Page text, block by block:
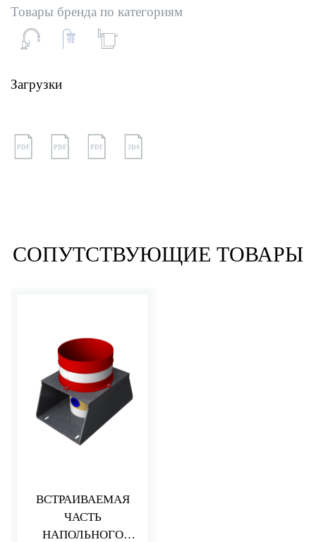
Товары бренда по категориям
Загрузки
PDF PDF PDF 3DS
СОПУТСТВУЮЩИЕ ТОВАРЫ
ВСТРАИВАЕМАЯ
ЧАСТЬ
НАПОЛЬНОГО